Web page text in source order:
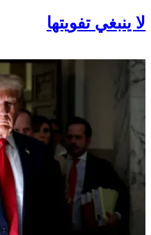
لا ينبغي تفويتها